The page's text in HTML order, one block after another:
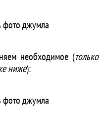
необходимое (только
ниже):